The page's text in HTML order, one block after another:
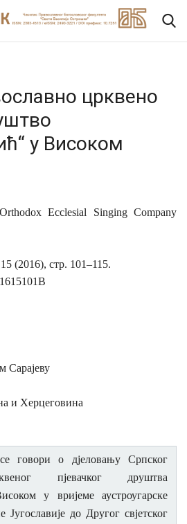
црквено
у Високом
Ecclesial Singing Company
(2016), стр. 101–115.
Сарајеву
и Херцеговина
говори о дјеловању Српског
пјевачког друштва
у вријеме аустроугарске
до Другог свјетског